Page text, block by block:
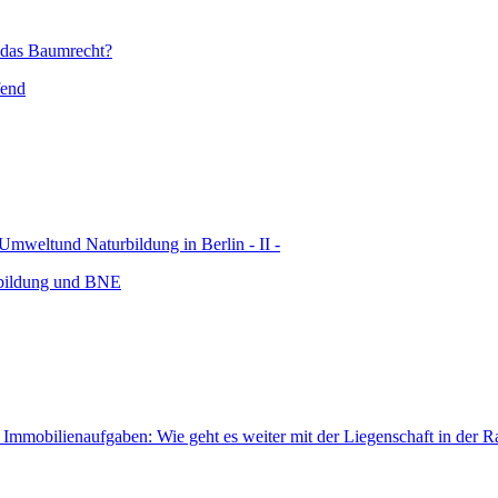
Baumrecht?
Naturbildung in Berlin - II -
und BNE
Wie geht es weiter mit der Liegenschaft in der